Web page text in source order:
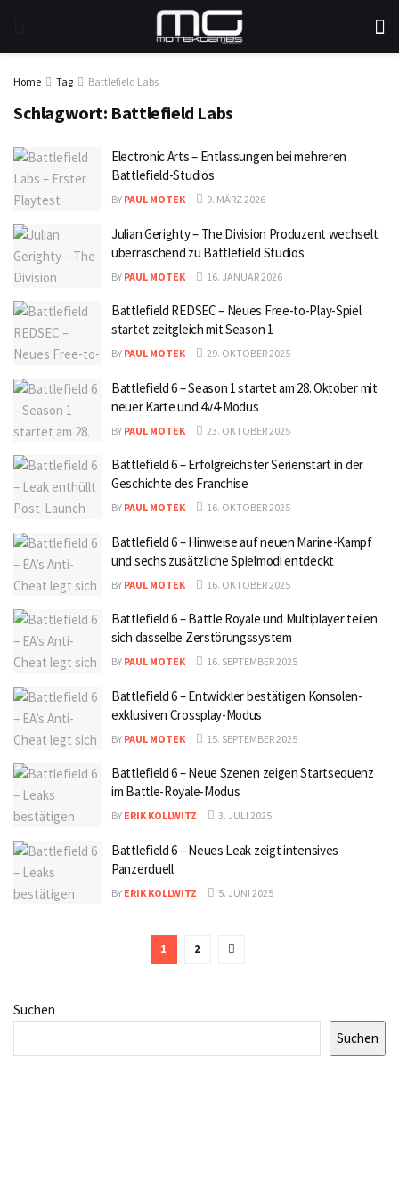
Home Tag Battlefield Labs
Schlagwort: Battlefield Labs
Electronic Arts – Entlassungen bei mehreren
Battlefield-Studios
BY PAUL MOTEK 9. MÄRZ 2026
Julian Gerighty – The Division Produzent wechselt
überraschend zu Battlefield Studios
BY PAUL MOTEK 16. JANUAR 2026
Battlefield REDSEC – Neues Free-to-Play-Spiel
startet zeitgleich mit Season 1
BY PAUL MOTEK 29. OKTOBER 2025
Battlefield 6 – Season 1 startet am 28. Oktober mit
neuer Karte und 4v4-Modus
BY PAUL MOTEK 23. OKTOBER 2025
Battlefield 6 – Erfolgreichster Serienstart in der
Geschichte des Franchise
BY PAUL MOTEK 16. OKTOBER 2025
Battlefield 6 – Hinweise auf neuen Marine-Kampf
und sechs zusätzliche Spielmodi entdeckt
BY PAUL MOTEK 16. OKTOBER 2025
Battlefield 6 – Battle Royale und Multiplayer teilen
sich dasselbe Zerstörungssystem
BY PAUL MOTEK 16. SEPTEMBER 2025
Battlefield 6 – Entwickler bestätigen Konsolen-
exklusiven Crossplay-Modus
BY PAUL MOTEK 15. SEPTEMBER 2025
Battlefield 6 – Neue Szenen zeigen Startsequenz
im Battle-Royale-Modus
BY ERIK KOLLWITZ 3. JULI 2025
Battlefield 6 – Neues Leak zeigt intensives
Panzerduell
BY ERIK KOLLWITZ 5. JUNI 2025
1 2
Suchen
Suchen